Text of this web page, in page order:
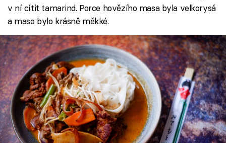
v ní cítit tamarind. Porce hovězího masa byla velkorysá
a maso bylo krásně měkké.